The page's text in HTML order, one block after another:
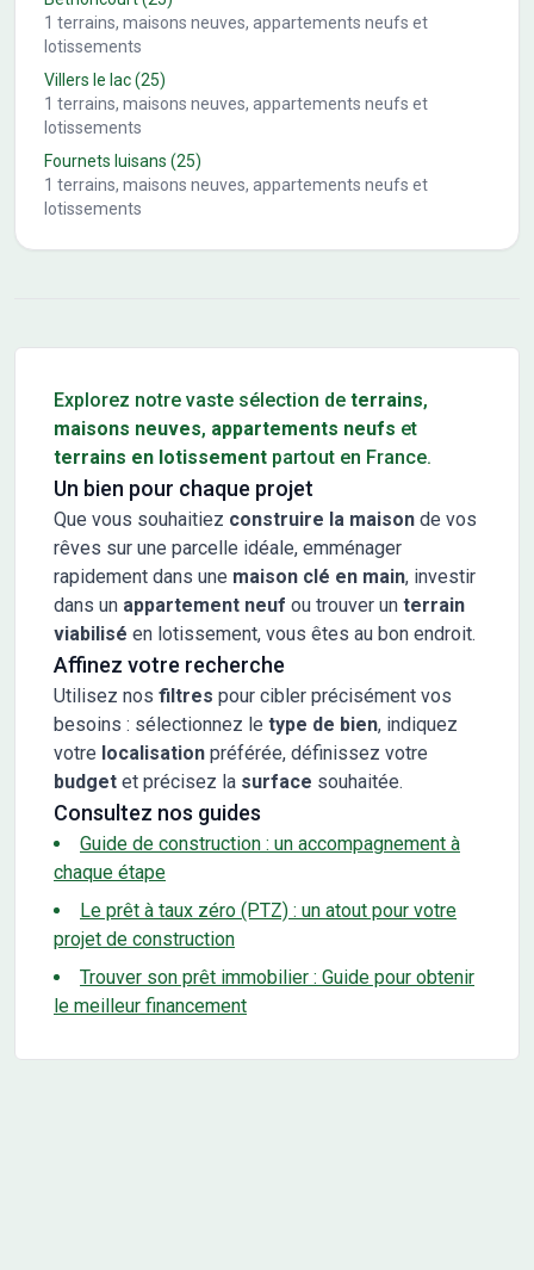
1 terrains, maisons neuves, appartements neufs et
lotissements
Villers le lac(25)
1 terrains, maisons neuves, appartements neufs et
lotissements
Fournets luisans (25)
1 terrains, maisons neuves, appartements neufs et
lotissements
Explorez notre vaste sélection de terrains,
maisons neuves, appartements neufs et
terrains en lotissement partout en France.
Un bien pour chaque projet
Que vous souhaitiez construire la maison de vos
rêves sur une parcelle idéale, emménager
rapidement dans une maison clé en main, investir
dans un appartement neuf ou trouver un terrain
viabilisé en lotissement, vous êtes au bon endroit.
Affinez votre recherche
Utilisez nos filtres pour cibler précisément vos
besoins : sélectionnez le type de bien, indiquez
votre localisation préférée, définissez votre
budget et précisez la surface souhaitée.
Consultez nos guides
Guide de construction : un accompagnement à
chaque étape
Le prêt à taux zéro (PTZ) : un atout pour votre
projet de construction
Trouver son prêt immobilier : Guide pour obtenir
le meilleur financement